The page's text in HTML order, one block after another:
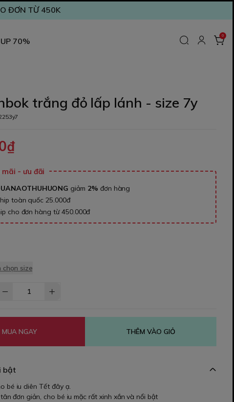
ĐƠN TỪ 450K
70%
0
trắng đỏ lấp lánh - size 7y
mãi - ưu đãi
giảm 2% đơn hàng
toàn quốc 25.000đ
cho đơn hàng từ 450.000đ
chọn size
MUA NGAY THÊM VÀO GIỎ
bật
bé iu diên Tết đây ạ.
đơn giản, cho bé iu mặc rất xinh xắn và nổi bật